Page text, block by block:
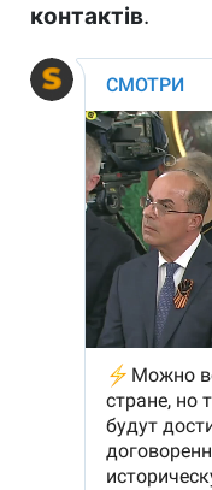
контактів.